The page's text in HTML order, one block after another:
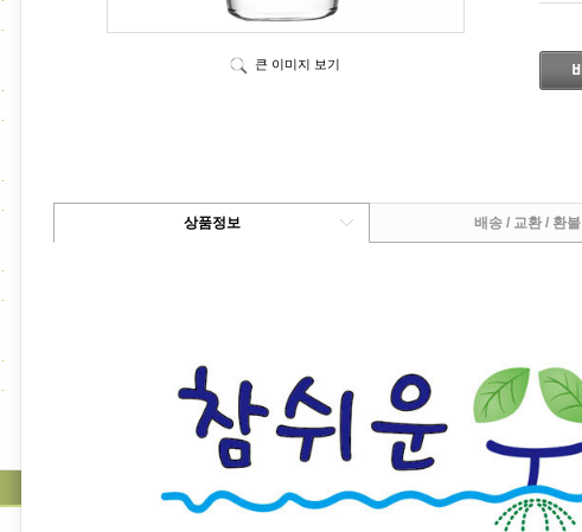
큰 이미지 보기
상품정보 배송 / 교환 / 환불